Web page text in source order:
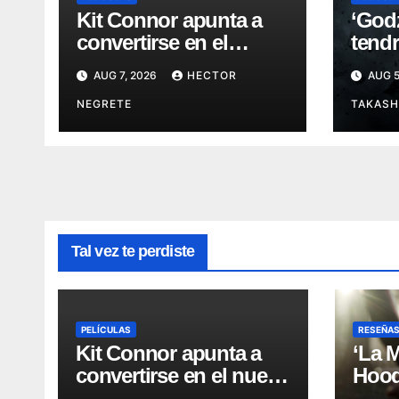
Kit Connor apunta a
convertirse en el
nuevo Cyclops del
Universo Marvel
AUG 7, 2026 HECTOR
NEGRETE
deAUG
Tal vez te perdiste
PELÍCULAS
Kit Connor apunta a
convertirse en el nuevo
RESEÑAS
‘La